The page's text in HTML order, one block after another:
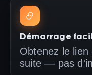
Démarrage
Obtenez le
suite — pas